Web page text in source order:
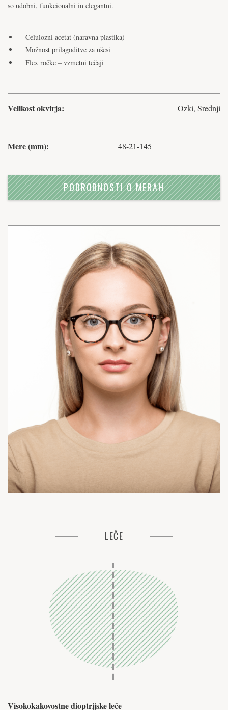
so udobni, funkcionalni in elegantni.
Celulozni acetat (naravna plastika)
Možnost prilagoditve za ušesi
Flex ročke – vzmetni tečaji
Velikost okvirja: Ozki, Srednji
Mere (mm): 48-21-145
PODROBNOSTI O MERAH
LEČE
Visokokakovostne dioptrijske leče